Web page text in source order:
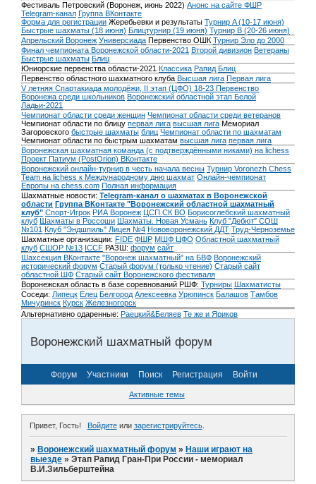
Фестиваль Петровский (Воронеж, июнь 2022) Анонс на сайте ФШР
Telegram-канал Группа ВКонтакте
Форма для регистрации Жеребьевки и результаты Турнир A (10-17 июня)
Быстрые шахматы (18 июня) Блицтурнир (19 июня) Турнир B (20-26 июня)
Апрельский Воронеж Универсиада Первенство ОШК Турнир Эло до 2000
Финал чемпионата Воронежской области-2021 Второй дивизион Ветераны
Быстрые шахматы Блиц
Юниорские первенства области-2021 Классика Рапид Блиц
Первенство областного шахматного клуба Высшая лига Первая лига
V летняя Спартакиада молодёжи, II этап (ЦФО) 18-23 Первенство
Воронежа среди школьников Воронежский областной этап Белой
Ладьи-2021
Чемпионат области среди женщин Чемпионат области среди ветеранов
Чемпионат области по блицу первая лига высшая лига Мемориал
Загоровского быстрые шахматы блиц Чемпионат области по шахматам
Чемпионат области по быстрым шахматам высшая лига первая лига
Воронежская шахматная команда (с подтверждёнными никами) на lichess
Проект Патиум (PostOrion) ВКонтакте
Воронежский онлайн-турнир в честь начала весны Турнир Voronezh Chess
Team на lichess к Международному дню шахмат Онлайн-чемпионат
Европы на chess.com Полная информация
Шахматные новости: Telegram-канал о шахматах в Воронежской
области Группа ВКонтакте "Воронежский областной шахматный
клуб" Спорт-Игрок РИА Воронеж ЦСП СК ВО Борисоглебский шахматный
клуб Шахматы в Россоши Шахматы. Новая Усмань Клуб "Дебют" СОШ
№101 Клуб "Эндшпиль" Лицея №4 Нововоронежский ДДТ Труд-Черноземье
Шахматные организации: FIDE ФШР МШФ ЦФО Областной шахматный
клуб СШОР №13 ICCF РАЗШ: форум сайт
Шахсекция ВКонтакте "Воронеж шахматный" на БВФ Воронежский
исторический форум Cтарый форум (только чтение) Старый сайт
областной ШФ Старый сайт Воронежского фестиваля
Воронежская область в базе соревнований РШФ: Турниры Шахматисты
Соседи: Липецк Елец Белгород Алексеевка Урюпинск Балашов Тамбов
Мичуринск Курск Железногорск
Альтернативно одаренные: Раецкий&Беляев Те же и Яриков
Воронежский шахматный форум
Форум Участники Поиск Регистрация Войти
Активные темы
Привет, Гость! Войдитеили зарегистрируйтесь.
»Воронежский шахматный форум »Наши играют на
выезде »Этап Рапид Гран-При России - мемориал
В.И.Зильберштейна